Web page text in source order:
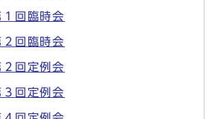
回臨時会
回臨時会
回定例会
回定例会